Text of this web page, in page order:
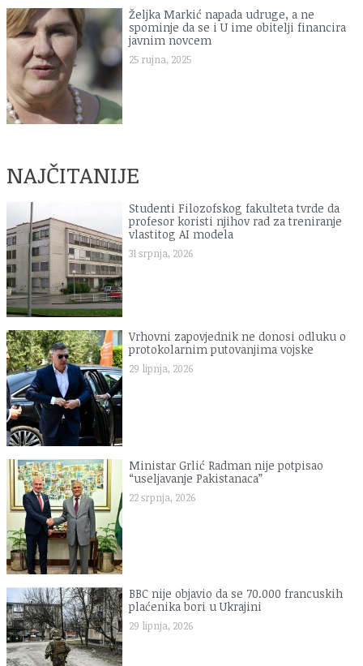
Željka Markić napada udruge, a ne
spominje da se i U ime obitelji financira
javnim novcem
25 rujna, 2025
NAJČITANIJE
Studenti Filozofskog fakulteta tvrde da
profesor koristi njihov rad za treniranje
vlastitog AI modela
31 srpnja, 2026
Vrhovni zapovjednik ne donosi odluku o
protokolarnim putovanjima vojske
29 lipnja, 2026
Ministar Grlić Radman nije potpisao
“useljavanje Pakistanaca”
22 srpnja, 2026
BBC nije objavio da se 70.000 francuskih
plaćenika bori u Ukrajini
29 lipnja, 2026